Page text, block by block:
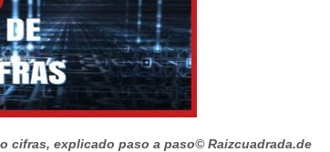
cifras, explicado paso a paso© Raizcuadrada.de